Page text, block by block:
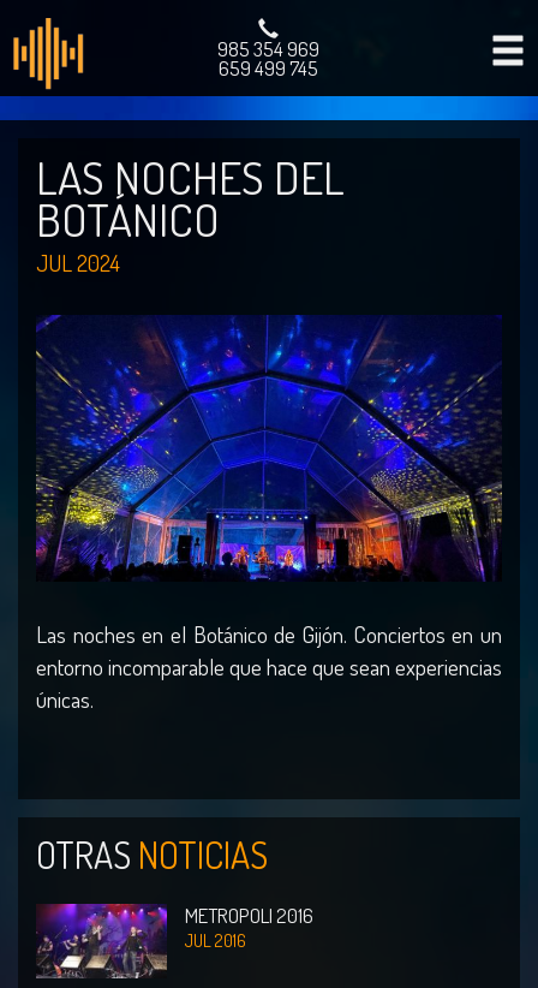
985 354 969
659 499 745
LAS NOCHES DEL
BOTÁNICO
JUL 2024
Las noches en el Botánico de Gijón. Conciertos en un
entorno incomparable que hace que sean experiencias
únicas.
OTRAS NOTICIAS
METROPOLI 2016
JUL 2016